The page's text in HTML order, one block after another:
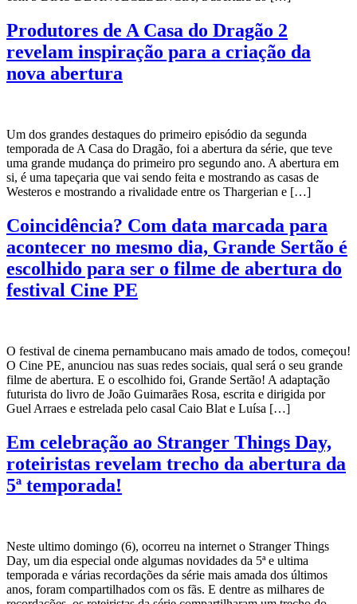
Produtores de A Casa do Dragão 2
revelam inspiração para a criação da
nova abertura
Um dos grandes destaques do primeiro episódio da segunda
temporada de A Casa do Dragão, foi a abertura da série, que teve
uma grande mudança do primeiro pro segundo ano. A abertura em
si, é uma tapeçaria que vai sendo feita e mostrando as casas de
Westeros e mostrando a rivalidade entre os Thargerian e […]
Coincidência? Com data marcada para
acontecer no mesmo dia, Grande Sertão é
escolhido para ser o filme de abertura do
festival Cine PE
O festival de cinema pernambucano mais amado de todos, começou!
O Cine PE, anunciou nas suas redes sociais, qual será o seu grande
filme de abertura. E o escolhido foi, Grande Sertão! A adaptação
futurista do livro de João Guimarães Rosa, escrita e dirigida por
Guel Arraes e estrelada pelo casal Caio Blat e Luísa […]
Em celebração ao Stranger Things Day,
roteiristas revelam trecho da abertura da
5ª temporada!
Neste ultimo domingo (6), ocorreu na internet o Stranger Things
Day, um dia especial onde algumas novidades da 5ª e ultima
temporada e várias recordações da série mais amada dos últimos
anos, foram compartilhados com os fãs. E dentre as milhares de